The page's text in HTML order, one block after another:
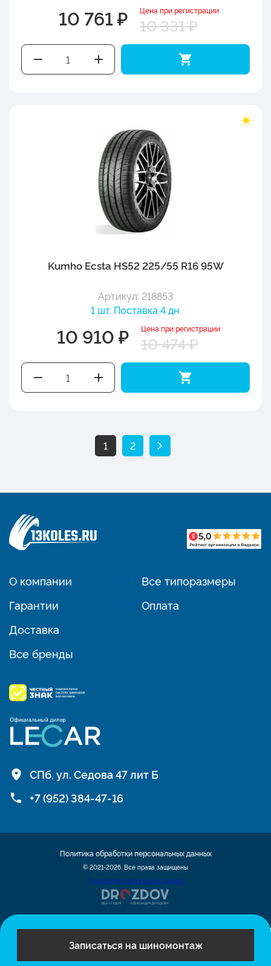
Записаться на шиномонтаж
10 761 ₽ Цена при регистрации
10 331 ₽
Kumho Ecsta HS52 225/55 R16 95W
Артикул: 218853
1 шт. Поставка 4 дн.
10 910 ₽ Цена при регистрации
10 474 ₽
1 2
О компании
Гарантии
Доставка
Все бренды
Все типоразмеры
Оплата
СПб, ул. Седова 47 лит Б
+7 (952) 384-47-16
© 2021-2026. Все права защищены
Разработка сайта шин и дисков
Политика обработки персональных данных